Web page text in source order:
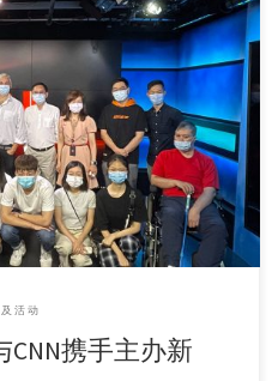
活动
携手主办新